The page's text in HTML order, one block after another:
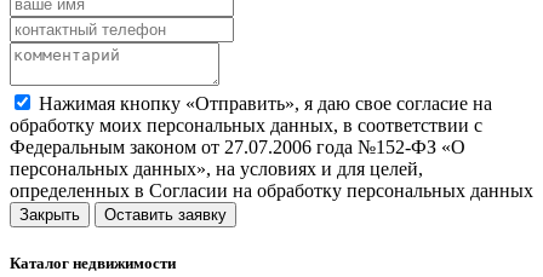
Нажимая кнопку «Отправить», я даю свое согласие на
обработку моих персональных данных, в соответствии с
Федеральным законом от 27.07.2006 года №152-ФЗ «О
персональных данных», на условиях и для целей,
определенных в Согласии на обработку персональных данных
Закрыть Оставить заявку
Каталог недвижимости